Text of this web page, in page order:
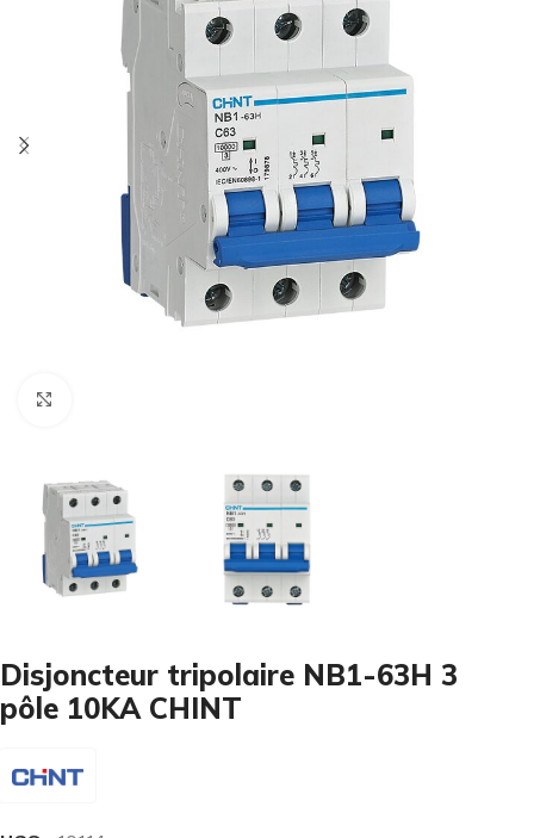
Disjoncteur tripolaire NB1-63H 3
pôle 10KA CHINT